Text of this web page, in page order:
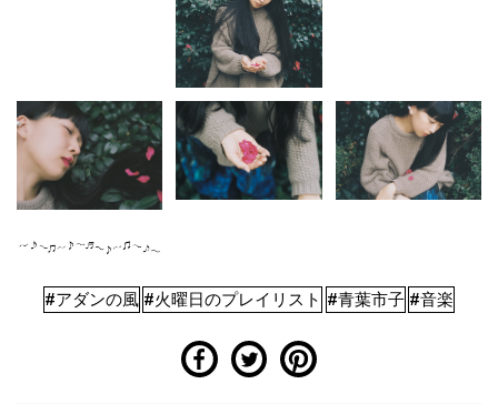
#アダンの風 #火曜日のプレイリスト #青葉市子 #音楽